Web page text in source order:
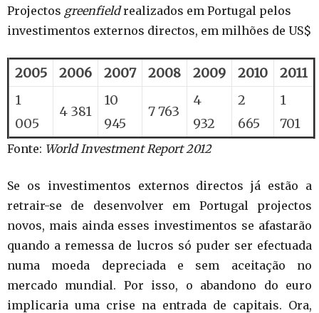
Projectos greenfieldrealizados em Portugal pelos
investimentos externos directos, em milhões de US$
2005 2006 2007 2008 2009 2010
2011
1
005
4 381
10
945
7 763
4
932
2
665
1
701
Fonte: World Investment Report 2012
Se os investimentos externos directos já estão a
retrair-se de desenvolver em Portugal projectos
novos, mais ainda esses investimentos se afastarão
quando a remessa de lucros só puder ser efectuada
numa moeda depreciada e sem aceitação no
mercado mundial. Por isso, o abandono do euro
implicaria uma crise na entrada de capitais. Ora,